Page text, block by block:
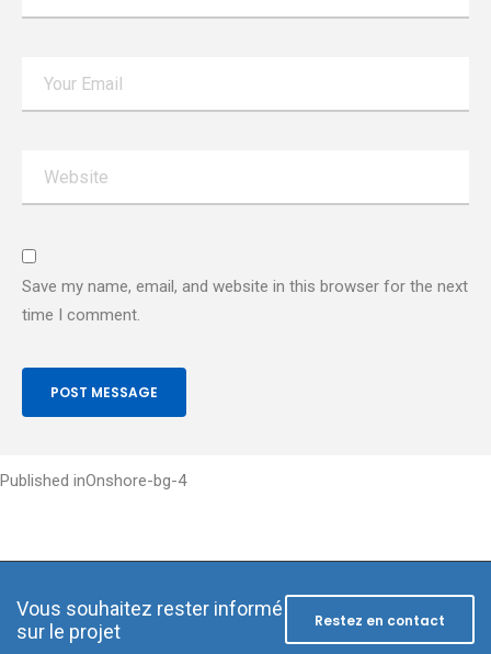
Save my name, email, and website in this browser for the next
time I comment.
Post
Published inOnshore-bg-4
Vous souhaitez rester informé
sur le projet
Restez en contact